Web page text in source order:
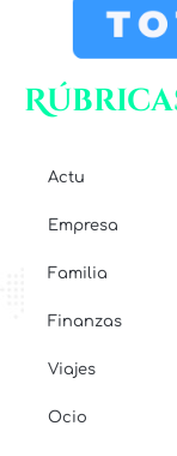
Actu
Empresa
Familia
Finanzas
Viajes
Ocio